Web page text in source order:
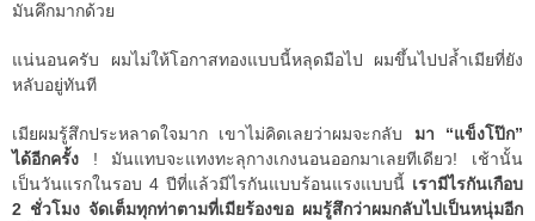
มันคึกมากด้วย
แน่นอนครับ ผมไม่ให้โอกาสทองแบบนี้หลุดมือไป ผมขึ้นไปปล้ำเมียที่ยัง
หลับอยู่ทันที
เมียผมรู้สึกประหลาดใจมาก เขาไม่คิดเลยว่าผมจะกลับ มา “แข็งโป๊ก”
ได้อีกครั้ง ! มันแทบจะแทงทะลุกางเกงนอนออกมาเลยทีเดียว! เช้านั้น
เป็นวันแรกในรอบ 4 ปีที่แล้วมีไรกันแบบร้อนแรงแบบนี้ เรามีไรกันเกือบ
2 ชั่วโมง จัดเต็มทุกท่าตามที่เมียร้องขอ ผมรู้สึกว่าผมกลับไปเป็นหนุ่มอีก